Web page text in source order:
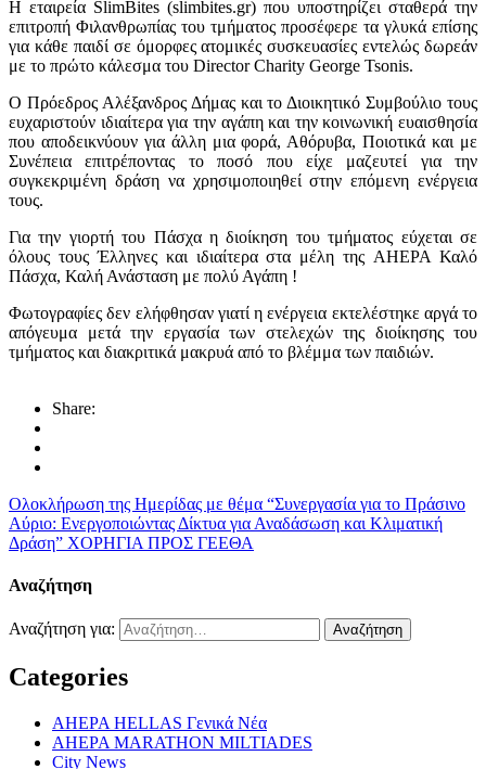
Η εταιρεία SlimBites (slimbites.gr) που υποστηρίζει σταθερά την
επιτροπή Φιλανθρωπίας του τμήματος προσέφερε τα γλυκά επίσης
για κάθε παιδί σε όμορφες ατομικές συσκευασίες εντελώς δωρεάν
με το πρώτο κάλεσμα του Director Charity George Tsonis.
Ο Πρόεδρος Αλέξανδρος Δήμας και το Διοικητικό Συμβούλιο τους
ευχαριστούν ιδιαίτερα για την αγάπη και την κοινωνική ευαισθησία
που αποδεικνύουν για άλλη μια φορά, Αθόρυβα, Ποιοτικά και με
Συνέπεια επιτρέποντας το ποσό που είχε μαζευτεί για την
συγκεκριμένη δράση να χρησιμοποιηθεί στην επόμενη ενέργεια
τους.
Για την γιορτή του Πάσχα η διοίκηση του τμήματος εύχεται σε
όλους τους Έλληνες και ιδιαίτερα στα μέλη της AHEPA Καλό
Πάσχα, Καλή Ανάσταση με πολύ Αγάπη !
Φωτογραφίες δεν ελήφθησαν γιατί η ενέργεια εκτελέστηκε αργά το
απόγευμα μετά την εργασία των στελεχών της διοίκησης του
τμήματος και διακριτικά μακρυά από το βλέμμα των παιδιών.
Share:
Ολοκλήρωση της Ημερίδας με θέμα “Συνεργασία για το Πράσινο
Αύριο: Ενεργοποιώντας Δίκτυα για Αναδάσωση και Κλιματική
Δράση” ΧΟΡΗΓΙΑ ΠΡΟΣ ΓΕΕΘΑ
Αναζήτηση
Αναζήτηση για:
Categories
AHEPA HELLAS Γενικά Νέα
AHEPA MARATHON MILTIADES
City News